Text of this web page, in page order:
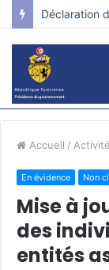
Accueil /
En évidence Non
Mise à
des
entités